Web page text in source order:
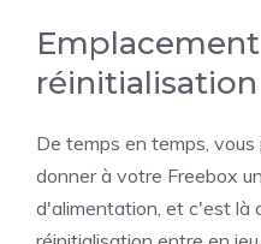
réinitialisation
De temps en temps,
donner à votre Freebox
d'alimentation, et c'est là